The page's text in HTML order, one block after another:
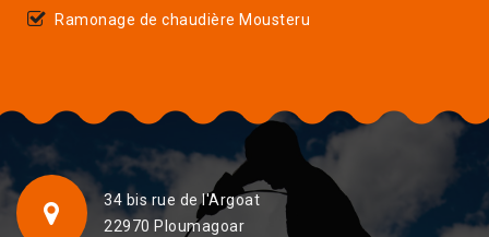
Ramonage de chaudière Mousteru
34 bis rue de l'Argoat
22970 Ploumagoar